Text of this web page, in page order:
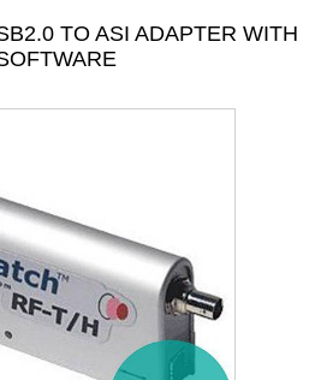
TO ASI ADAPTER WITH